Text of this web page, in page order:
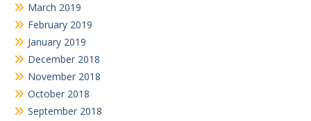
March 2019
February 2019
January 2019
December 2018
November 2018
October 2018
September 2018